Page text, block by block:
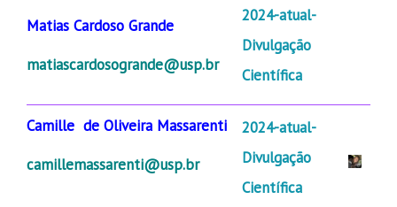
Matias Cardoso Grande
matiascardosogrande@usp.br
2024-atual-
Divulgação
Científica
Camille de Oliveira Massarenti
camillemassarenti@usp.br
2024-atual-
Divulgação
Científica